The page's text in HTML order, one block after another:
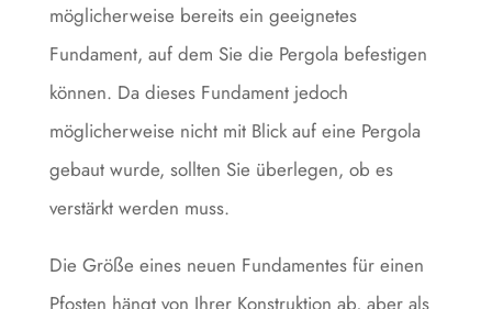
möglicherweise bereits ein geeignetes
Fundament, auf dem Sie die Pergola befestigen
können. Da dieses Fundament jedoch
möglicherweise nicht mit Blick auf eine Pergola
gebaut wurde, sollten Sie überlegen, ob es
verstärkt werden muss.
Die Größe eines neuen Fundamentes für einen
Pfosten hängt von Ihrer Konstruktion ab, aber als